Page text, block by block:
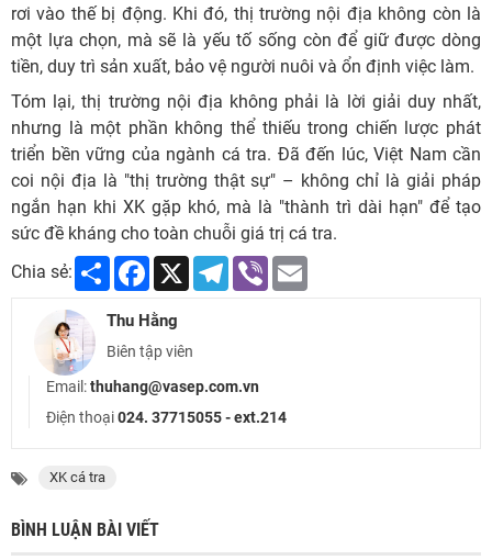
rơi vào thế bị động. Khi đó, thị trường nội địa không còn là
một lựa chọn, mà sẽ là yếu tố sống còn để giữ được dòng
tiền, duy trì sản xuất, bảo vệ người nuôi và ổn định việc làm.
Tóm lại, thị trường nội địa không phải là lời giải duy nhất,
nhưng là một phần không thể thiếu trong chiến lược phát
triển bền vững của ngành cá tra. Đã đến lúc, Việt Nam cần
coi nội địa là "thị trường thật sự" – không chỉ là giải pháp
ngắn hạn khi XK gặp khó, mà là "thành trì dài hạn" để tạo
sức đề kháng cho toàn chuỗi giá trị cá tra.
Chia sẻ:
Share Facebook
X Telegram
Viber
Thu Hằng
Biên tập viên
Email:thuhang@vasep.com.vn
Điện thoại024. 37715055 - ext.214
XK cá tra
BÌNH LUẬN BÀI VIẾT